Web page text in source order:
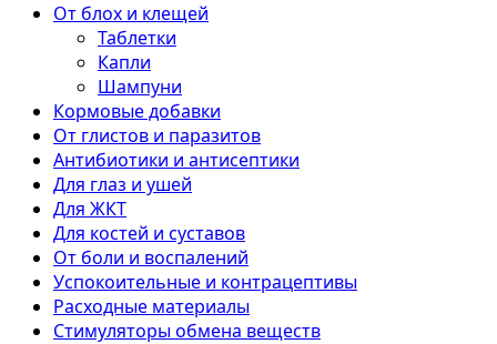
От блох и клещей
Таблетки
Капли
Шампуни
Кормовые добавки
От глистов и паразитов
Антибиотики и антисептики
Для глаз и ушей
Для ЖКТ
Для костей и суставов
От боли и воспалений
Успокоительные и контрацептивы
Расходные материалы
Стимуляторы обмена веществ